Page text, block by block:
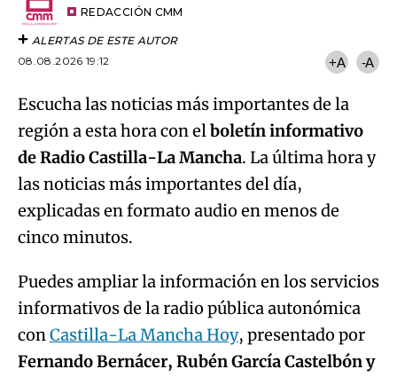
REDACCIÓN CMM
ALERTAS DE ESTE AUTOR
08.08.2026 19:12
+A -A
Escucha las noticias más importantes de la
región a esta hora con elboletín informativo
de Radio Castilla-La Mancha. La última hora y
las noticias más importantes del día,
explicadas en formato audio en menos de
cinco minutos.
Puedes ampliar la información en los servicios
informativos de la radio pública autonómica
conCastilla-La Mancha Hoy, presentado por
Fernando Bernácer, Rubén García Castelbón y